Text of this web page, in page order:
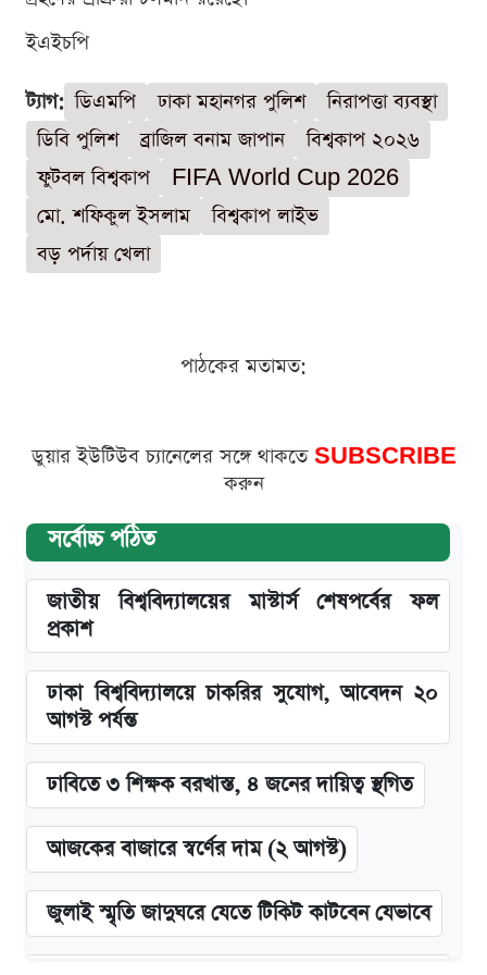
ইএইচপি
ট্যাগ: ডিএমপি ঢাকা মহানগর পুলিশ
নিরাপত্তা ব্যবস্থা
ডিবি পুলিশ
ব্রাজিল বনাম জাপান
বিশ্বকাপ ২০২৬
ফুটবল বিশ্বকাপ
FIFA World Cup 2026
মো. শফিকুল ইসলাম
বিশ্বকাপ লাইভ
বড় পর্দায় খেলা
পাঠকের মতামত:
ডুয়ার ইউটিউব চ্যানেলের সঙ্গে থাকতে SUBSCRIBE
করুন
সর্বোচ্চ পঠিত
জাতীয় বিশ্ববিদ্যালয়ের মাস্টার্স শেষপর্বের ফল
প্রকাশ
ঢাকা বিশ্ববিদ্যালয়ে চাকরির সুযোগ, আবেদন ২০
আগস্ট পর্যন্ত
ঢাবিতে ৩ শিক্ষক বরখাস্ত, ৪ জনের দায়িত্ব স্থগিত
আজকের বাজারে স্বর্ণের দাম (২ আগস্ট)
জুলাই স্মৃতি জাদুঘরে যেতে টিকিট কাটবেন যেভাবে